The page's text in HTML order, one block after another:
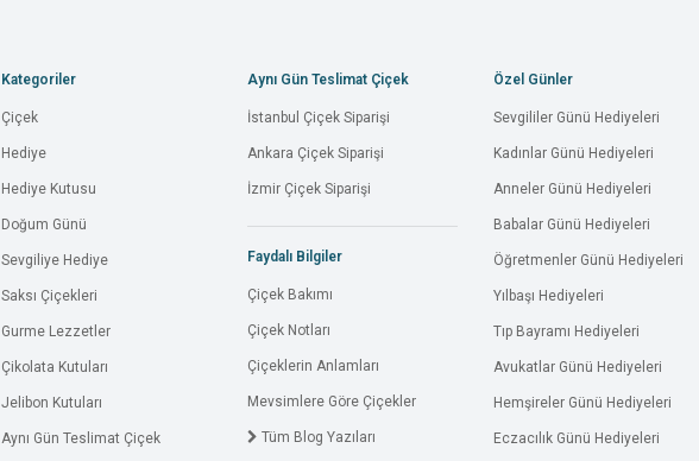
Kategoriler
Çiçek
Hediye
Hediye Kutusu
Doğum Günü
Sevgiliye Hediye
Saksı Çiçekleri
Gurme Lezzetler
Çikolata Kutuları
Jelibon Kutuları
Aynı Gün Teslimat Çiçek
Aynı Gün Teslimat Çiçek
İstanbul Çiçek Siparişi
Ankara Çiçek Siparişi
İzmir Çiçek Siparişi
Faydalı Bilgiler
Çiçek Bakımı
Çiçek Notları
Çiçeklerin Anlamları
Mevsimlere Göre Çiçekler
Tüm Blog Yazıları
Özel Günler
Sevgililer Günü Hediyeleri
Kadınlar Günü Hediyeleri
Anneler Günü Hediyeleri
Babalar Günü Hediyeleri
Öğretmenler Günü Hediyeleri
Yılbaşı Hediyeleri
Tıp Bayramı Hediyeleri
Avukatlar Günü Hediyeleri
Hemşireler Günü Hediyeleri
Eczacılık Günü Hediyeleri